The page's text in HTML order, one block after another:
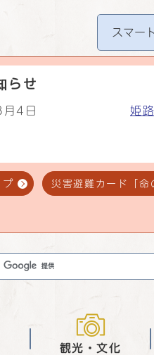
スマー
らせ
4日 姫
プ 災害避難カード「命
観光・文化